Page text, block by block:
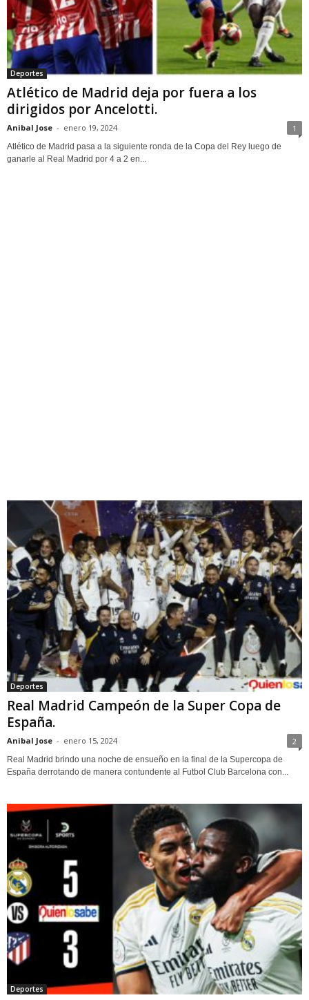
Deportes
Atlético de Madrid deja por fuera a los
dirigidos por Ancelotti.
Anibal Jose - enero 19, 2024 1
Atlético de Madrid pasa a la siguiente ronda de la Copa del Rey luego de
ganarle al Real Madrid por 4 a 2 en...
Deportes
Real Madrid Campeón de la Super Copa de
España.
Anibal Jose - enero 15, 2024 2
Real Madrid brindo una noche de ensueño en la final de la Supercopa de
España derrotando de manera contundente al Futbol Club Barcelona con...
Deportes